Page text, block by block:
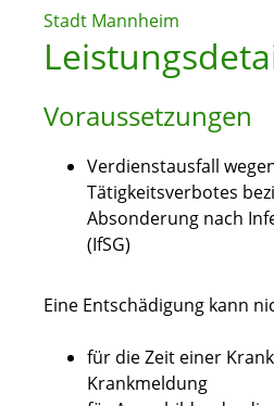
Stadt Mannheim
Voraussetzungen
Verdienstausfall
Tätigkeitsverbotes
Absonderung nach
(IfSG)
Eine Entschädigung kann
für die Zeit einer
Krankmeldung